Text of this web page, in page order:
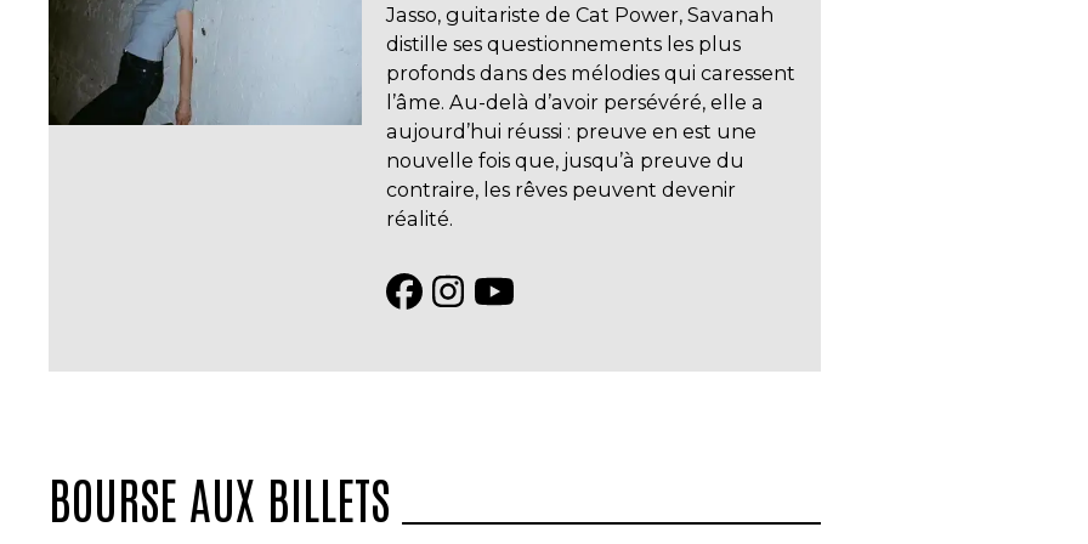
Jasso, guitariste de Cat Power, Savanah
distille ses questionnements les plus
profonds dans des mélodies qui caressent
l’âme. Au-delà d’avoir persévéré, elle a
aujourd’hui réussi : preuve en est une
nouvelle fois que, jusqu’à preuve du
contraire, les rêves peuvent devenir
réalité.
BOURSE AUX BILLETS